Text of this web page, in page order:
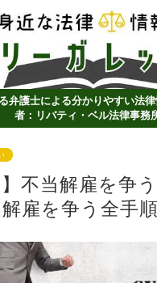
弁護士による分かりやすい法
者：リバティ・ベル法律事務所
】不当解雇を争
雇を争う全手